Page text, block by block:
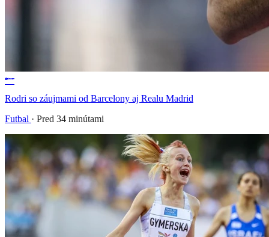
Rodri so záujmami od Barcelony aj Realu Madrid
Futbal · Pred 34 minútami